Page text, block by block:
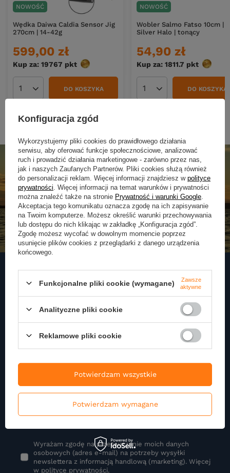
NOWOŚĆ
Wędka Daiwa Caldia Sensor Jig
270cm | 14-42g
599,00 zł
Kup za: 19767 pkt punktów
Ilość produktówDO KOSZYKA
NOWOŚĆ
Wobler Salmo Fatso 10cm |
Silver Halo | tonący
54,90 zł
Kup za: 1811.7 pkt
Ilość produktówDO KOSZYKA
Zapisz się do naszego
Newslettera
Zapisz się do newslettera i otrzymuj najnowsze informacje o naszej
ofercie
Podaj swoje imię
Wyrażam zgodę na przetwarzanie moich danych
osobowych (adres e-mail) na potrzeby wysyłki
newslettera z informacją handlową (marketing). Więcej
w polityce prywatności.
Konfiguracja zgód
Wykorzystujemy pliki cookies do prawidłowego działania
serwisu, aby oferować funkcje społecznościowe, analizować
ruch i prowadzić działania marketingowe - zarówno przez nas,
jak i naszych Zaufanych Partnerów. Pliki cookies służą również
do personalizacji reklam. Więcej informacji znajdziesz w polityce
prywatności . Więcej informacji na temat warunków i prywatności
można znaleźć także na stronie Prywatność i warunki Google
Akceptacja tego komunikatu oznacza zgodę na ich zapisywanie
na Twoim komputerze. Możesz określić warunki przechowywania
lub dostępu do nich klikając w zakładkę „Konfiguracja zgód”.
Zgodę możesz wycofać w dowolnym momencie poprzez
usunięcie plików cookies z przeglądarki z danego urządzenia
końcowego.
Funkcjonalne pliki cookie (wymagane)
Zawsze
aktywne
Analityczne pliki cookie
Reklamowe pliki cookie
Potwierdzam wymagane
Potwierdzam wszystkie